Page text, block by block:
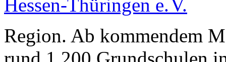
Region. Ab kommendem